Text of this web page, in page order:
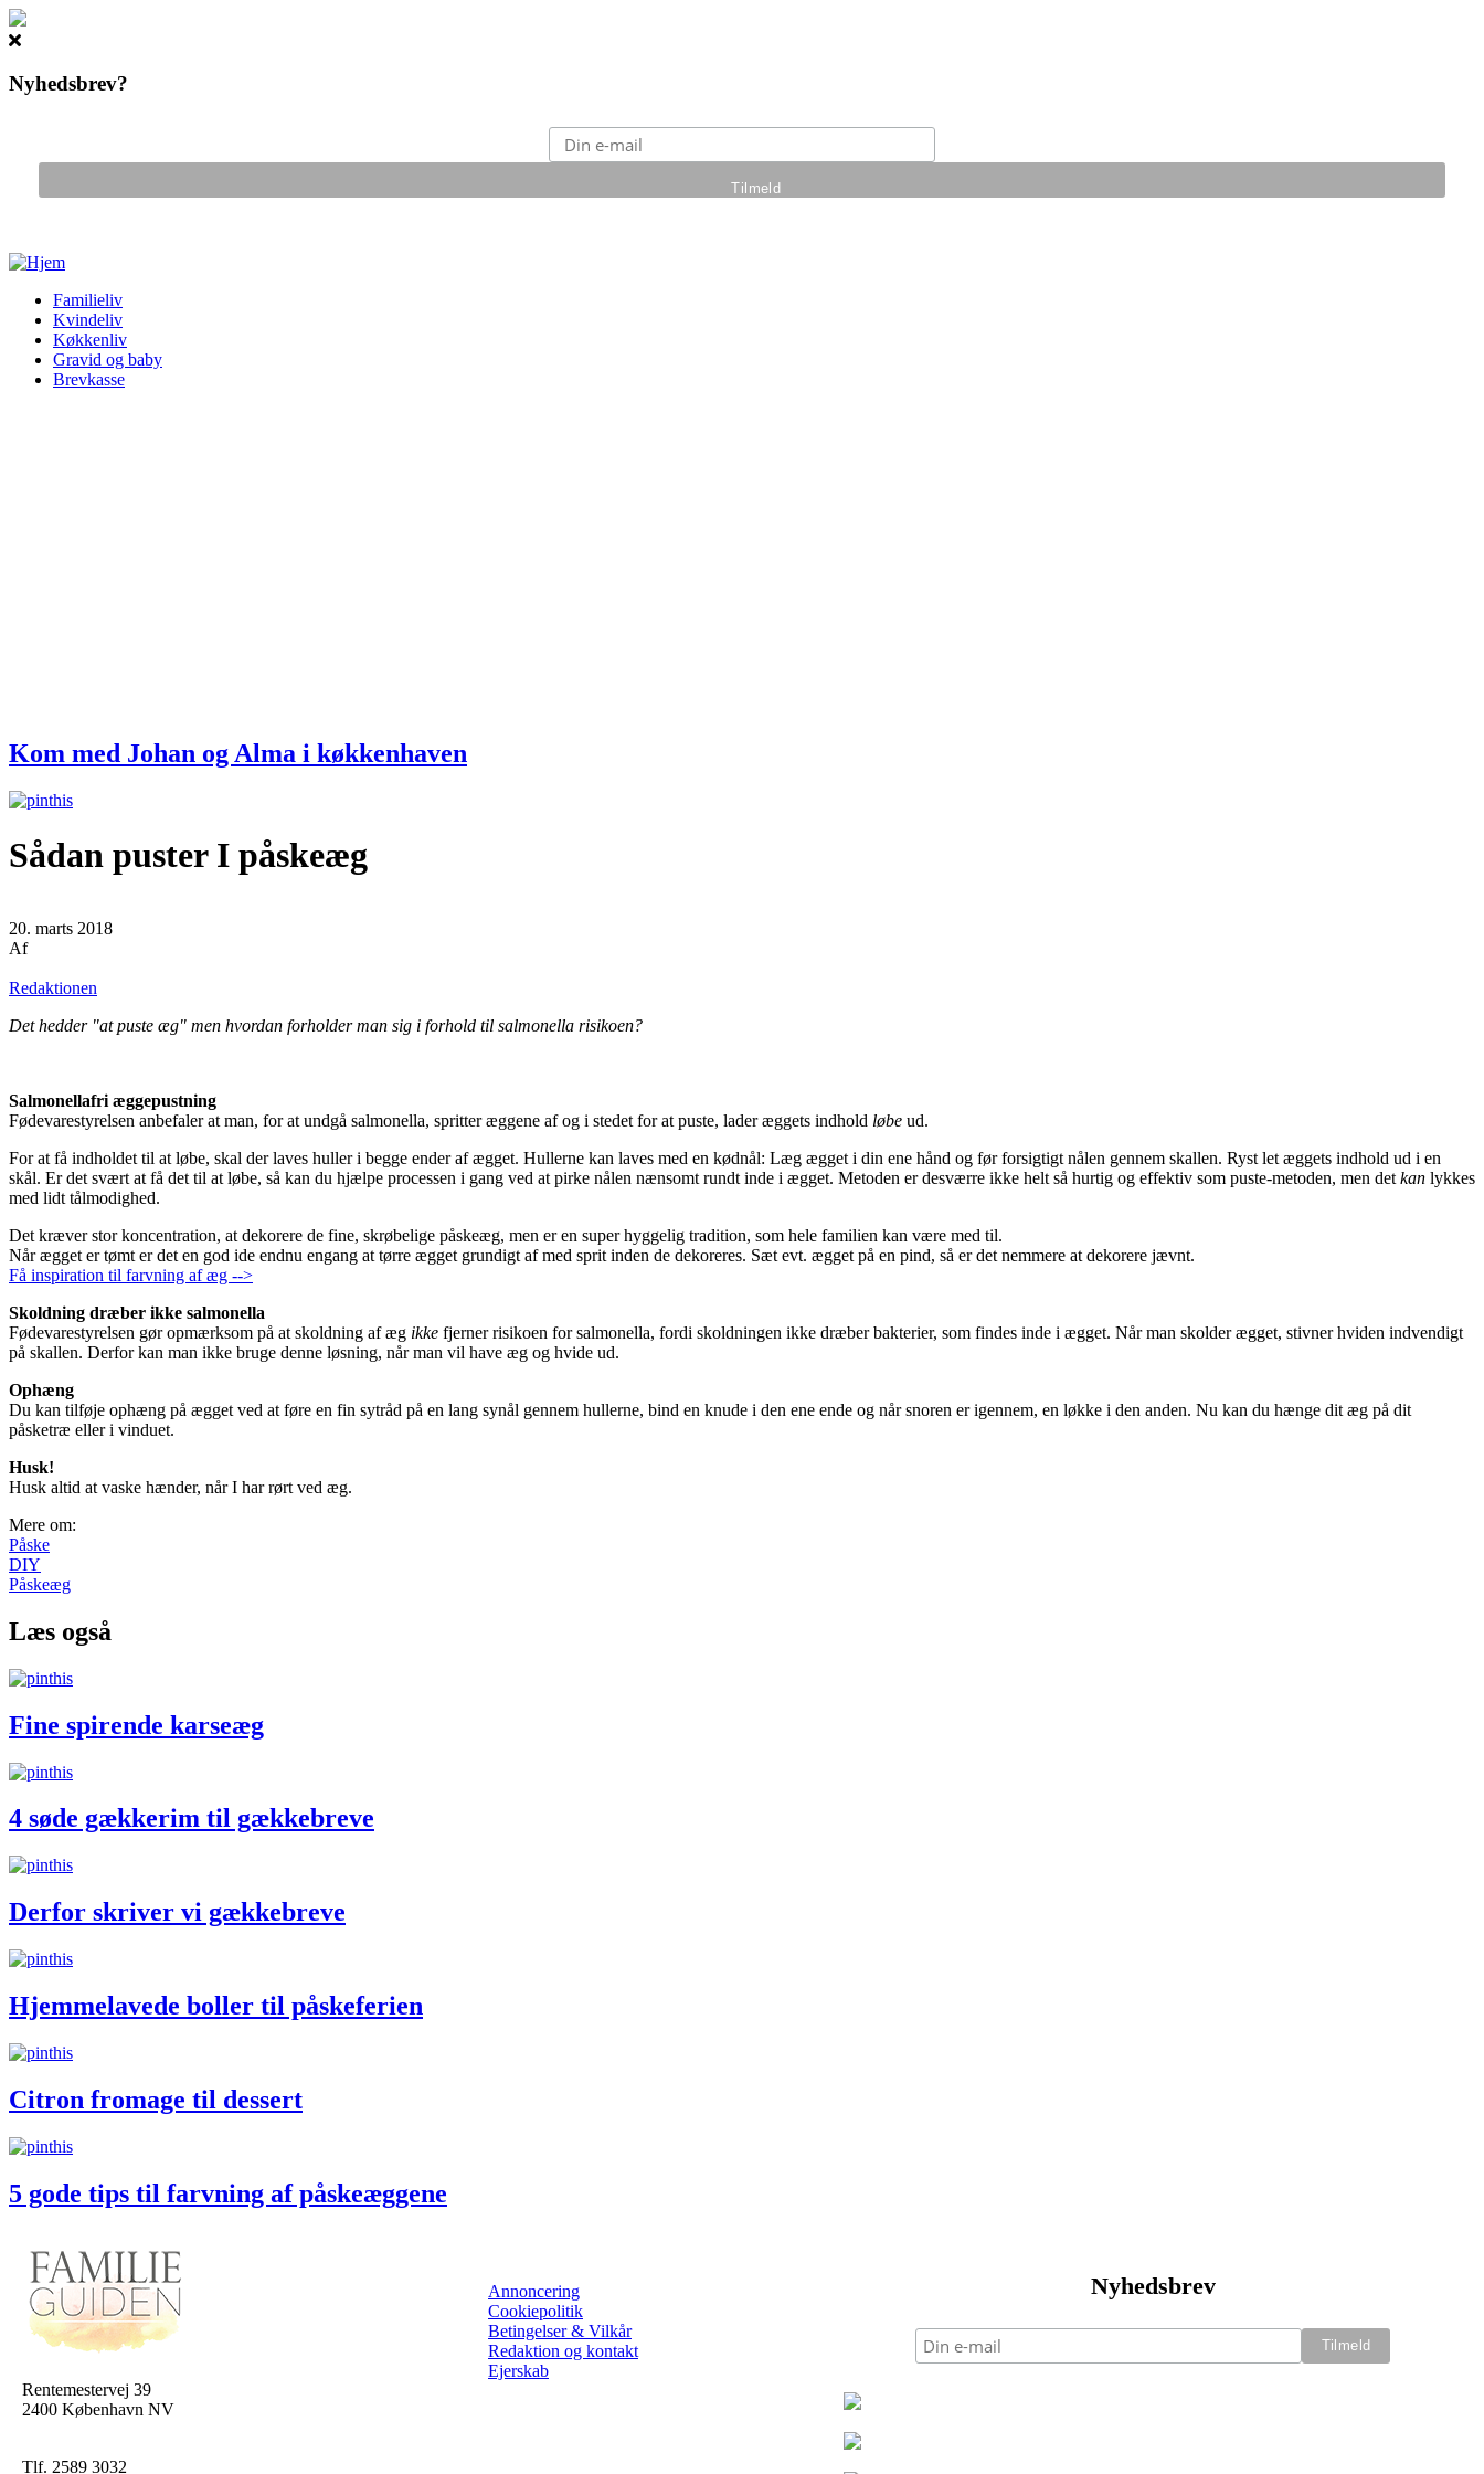
Nyhedsbrev?
Gå til hovedindhold
Familieliv
Kvindeliv
Køkkenliv
Gravid og baby
Brevkasse
Kom med Johan og Alma i køkkenhaven
Sådan puster I påskeæg
20. marts 2018
Af
Redaktionen
Det hedder "at puste æg" men hvordan forholder man sig i forhold til salmonella risikoen?
Salmonellafri æggepustning
Fødevarestyrelsen anbefaler at man, for at undgå salmonella, spritter æggene af og i stedet for at puste, lader æggets indhold løbe ud.
For at få indholdet til at løbe, skal der laves huller i begge ender af ægget. Hullerne kan laves med en kødnål: Læg ægget i din ene hånd og før forsigtigt nålen gennem skallen. Ryst let æggets indhold ud i en
skål. Er det svært at få det til at løbe, så kan du hjælpe processen i gang ved at pirke nålen nænsomt rundt inde i ægget. Metoden er desværre ikke helt så hurtig og effektiv som puste-metoden, men det kan lykkes
med lidt tålmodighed.
Det kræver stor koncentration, at dekorere de fine, skrøbelige påskeæg, men er en super hyggelig tradition, som hele familien kan være med til.
Når ægget er tømt er det en god ide endnu engang at tørre ægget grundigt af med sprit inden de dekoreres. Sæt evt. ægget på en pind, så er det nemmere at dekorere jævnt.
Få inspiration til farvning af æg -->
Skoldning dræber ikke salmonella
Fødevarestyrelsen gør opmærksom på at skoldning af æg ikke fjerner risikoen for salmonella, fordi skoldningen ikke dræber bakterier, som findes inde i ægget. Når man skolder ægget, stivner hviden indvendigt
på skallen. Derfor kan man ikke bruge denne løsning, når man vil have æg og hvide ud.
Ophæng
Du kan tilføje ophæng på ægget ved at føre en fin sytråd på en lang synål gennem hullerne, bind en knude i den ene ende og når snoren er igennem, en løkke i den anden. Nu kan du hænge dit æg på dit
påsketræ eller i vinduet.
Husk!
Husk altid at vaske hænder, når I har rørt ved æg.
Mere om:
Påske
DIY
Påskeæg
Læs også
Fine spirende karseæg
4 søde gækkerim til gækkebreve
Derfor skriver vi gækkebreve
Hjemmelavede boller til påskeferien
Citron fromage til dessert
5 gode tips til farvning af påskeæggene
Rentemestervej 39
2400 København NV
Tlf. 2589 3032
Annoncering
Cookiepolitik
Betingelser & Vilkår
Redaktion og kontakt
Ejerskab
Nyhedsbrev